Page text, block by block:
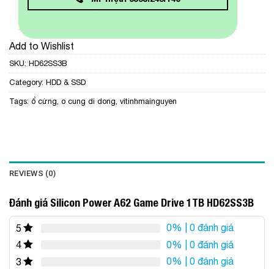
Add to Wishlist
SKU: HD62SS3B
Category: HDD & SSD
Tags: ổ cứng o cung di dong vitinhmainguyen
REVIEWS (0)
Đánh giá Silicon Power A62 Game Drive 1TB HD62SS3B
5 0% | 0 đánh giá
4
0% | 0 đánh giá
3
0% | 0 đánh giá